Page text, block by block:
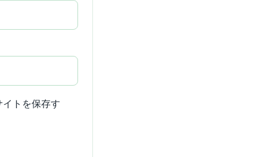
トを保存す